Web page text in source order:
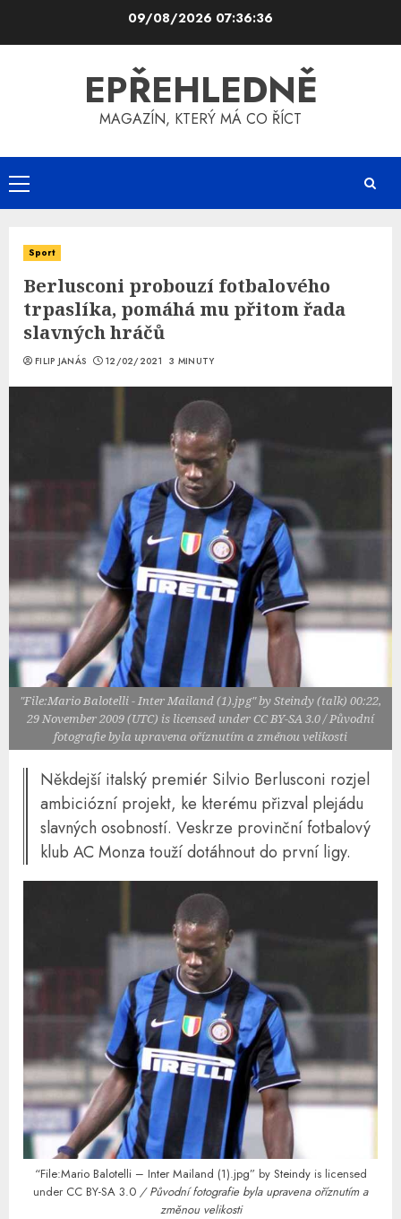
09/08/2026 07:36:37
EPŘEHLEDNĚ
MAGAZÍN, KTERÝ MÁ CO ŘÍCT
Primary
Menu
Sport
Berlusconi probouzí fotbalového
trpaslíka, pomáhá mu přitom řada
slavných hráčů
FILIP JANÁS 12/02/2021 3 MINUTY
"File:Mario Balotelli - Inter Mailand (1).jpg" by Steindy (talk) 00:22,
29 November 2009 (UTC) is licensed under CC BY-SA 3.0 / Původní
fotografie byla upravena oříznutím a změnou velikosti
Někdejší italský premiér Silvio Berlusconi rozjel
ambiciózní projekt, ke kterému přizval plejádu
slavných osobností. Veskrze provinční fotbalový
klub AC Monza touží dotáhnout do první ligy.
“File:Mario Balotelli – Inter Mailand (1).jpg” by Steindyis licensed
under CC BY-SA 3.0 / Původní fotografie byla upravena oříznutím a
změnou velikosti